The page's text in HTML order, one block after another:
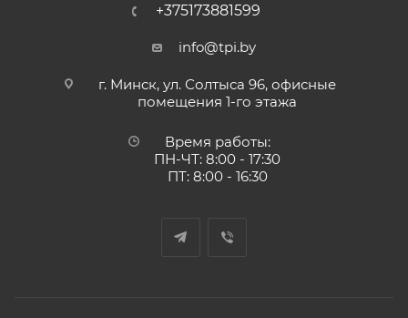
+375173881599
info@tpi.by
г. Минск, ул. Солтыса 96, офисные
помещения 1-го этажа
Время работы:
ПН-ЧТ: 8:00 - 17:30
ПТ: 8:00 - 16:30